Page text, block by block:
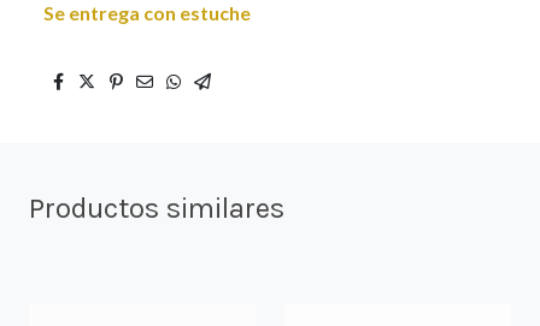
Se entrega con estuche
Productos similares